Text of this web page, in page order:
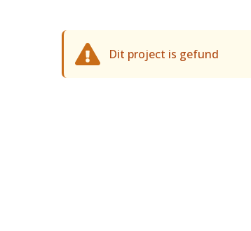
Dit project is gefund